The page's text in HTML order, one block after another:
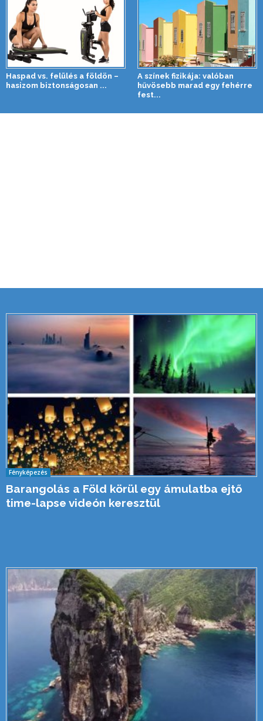
Haspad vs. felülés a földön –
hasizom biztonságosan ...
A színek fizikája: valóban
hűvösebb marad egy fehérre
fest...
Fényképezés
Barangolás a Föld körül egy ámulatba ejtő
time-lapse videón keresztül